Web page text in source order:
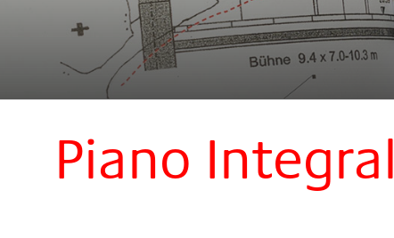
Piano Integral